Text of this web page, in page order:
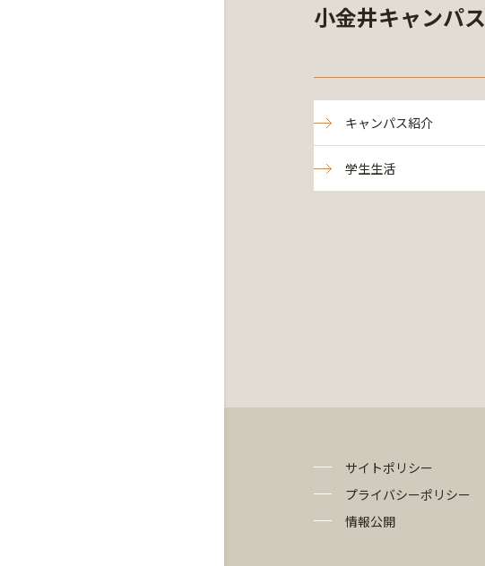
小金井キャンパス
キャンパス紹介
学生生活
サイトポリシー
プライバシーポリシー
情報公開